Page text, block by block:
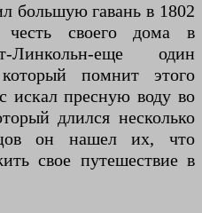
большую гавань в 1802
своего дома в
Линкольн-еще один
помнит этого
искал пресную воду во
длился несколько
он нашел их, что
свое путешествие в